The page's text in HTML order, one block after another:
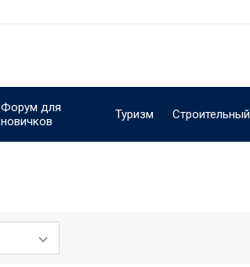
Форум для
новичков
Туризм Строительный